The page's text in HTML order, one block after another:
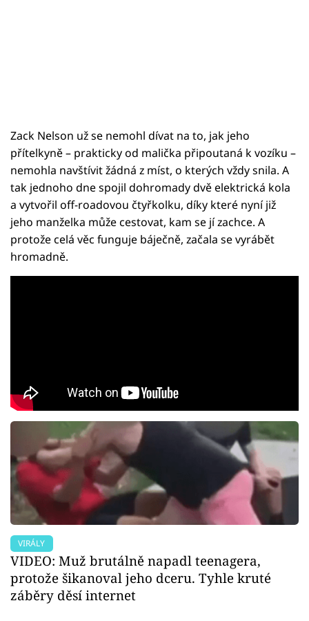
Zack Nelson už se nemohl dívat na to, jak jeho
přítelkyně – prakticky od malička připoutaná k vozíku –
nemohla navštívit žádná z míst, o kterých vždy snila. A
tak jednoho dne spojil dohromady dvě elektrická kola
a vytvořil off-roadovou čtyřkolku, díky které nyní již
jeho manželka může cestovat, kam se jí zachce. A
protože celá věc funguje báječně, začala se vyrábět
hromadně.
VIRÁLY
VIDEO: Muž brutálně napadl teenagera,
protože šikanoval jeho dceru. Tyhle kruté
záběry děsí internet